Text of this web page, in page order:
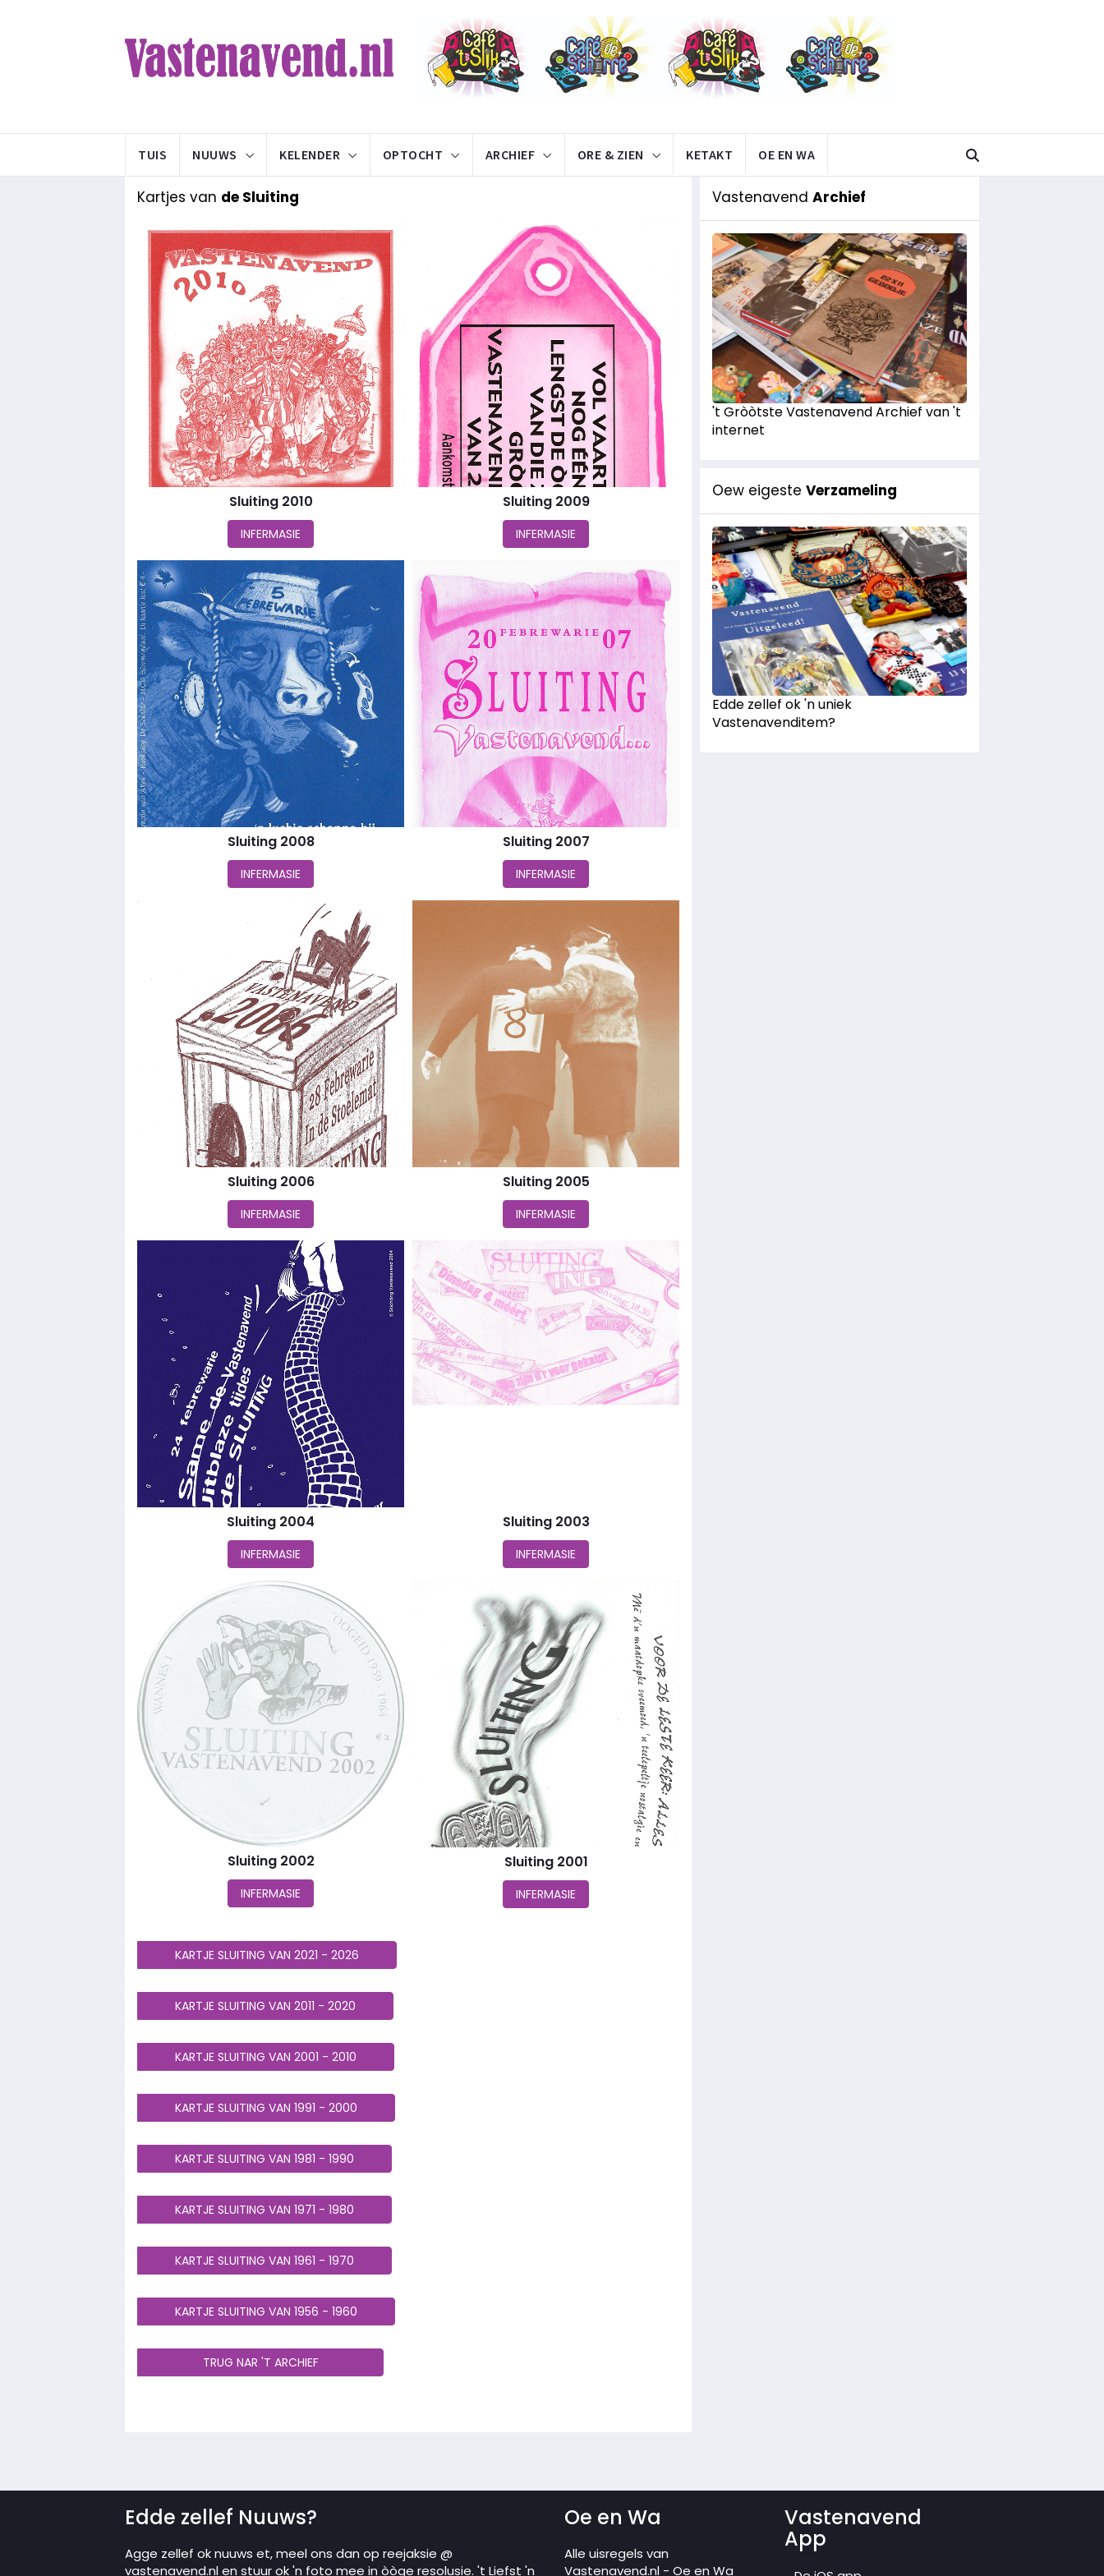
TUIS NUUWS KELENDER OPTOCHT ARCHIEF ORE & ZIEN KETAKT OE EN WA
Kartjes van de Sluiting
Sluiting 2010
INFERMASIE
Sluiting 2009
INFERMASIE
Sluiting 2008
INFERMASIE
Sluiting 2007
INFERMASIE
Sluiting 2006
INFERMASIE
Sluiting 2005
INFERMASIE
Sluiting 2004
INFERMASIE
Sluiting 2003
INFERMASIE
Sluiting 2002
INFERMASIE
Sluiting 2001
INFERMASIE
KARTJE SLUITING VAN 2021 - 2026
KARTJE SLUITING VAN 2011 - 2020
KARTJE SLUITING VAN 2001 - 2010
KARTJE SLUITING VAN 1991 - 2000
KARTJE SLUITING VAN 1981 - 1990
KARTJE SLUITING VAN 1971 - 1980
KARTJE SLUITING VAN 1961 - 1970
KARTJE SLUITING VAN 1956 - 1960
TRUG NAR 'T ARCHIEF
Vastenavend Archief
't Gròòtste Vastenavend Archief van 't
internet
Oew eigeste Verzameling
Edde zellef ok 'n uniek
Vastenavenditem?
Edde zellef Nuuws?
Agge zellef ok nuuws et, meel ons dan op reejaksie @
vastenavend.nl en stuur ok 'n foto mee in òòge resolusie. 't Liefst 'n
Oe en Wa
Alle uisregels van
Vastenavend.nl - Oe en Wa
Vastenavend
App